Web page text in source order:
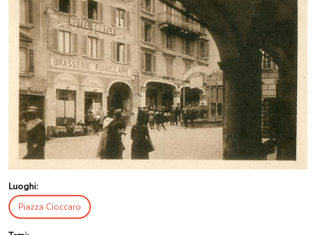
Luoghi:
Piazza Cioccaro